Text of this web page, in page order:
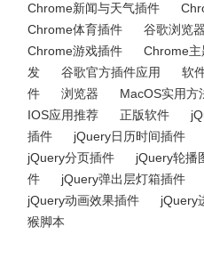
Chrome新闻与天气插件
Chrome体育插件
谷歌浏览器
Chrome游戏插件
Chrome主
发
谷歌官方插件应用 软
件
浏览器 MacOS实用方
IOS应用推荐
正版软件
插件
jQuery日历时间插件
jQuery分页插件
jQuery轮播
件
jQuery弹出层灯箱插件
jQuery动画效果插件
jQuery
猴脚本